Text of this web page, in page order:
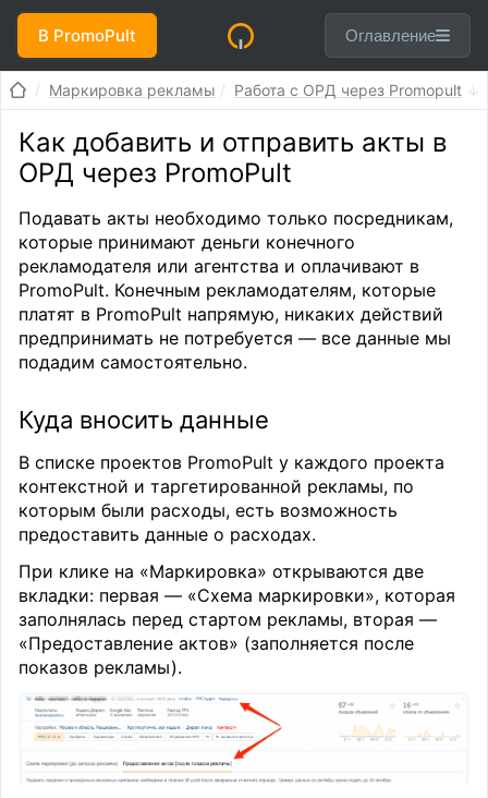
В PromoPult Оглавление
Маркировка рекламы Работа с ОРД через Promopult
Как добавить и отправить акты в
ОРД через PromoPult
Подавать акты необходимо только посредникам,
которые принимают деньги конечного
рекламодателя или агентства и оплачивают в
PromoPult. Конечным рекламодателям, которые
платят в PromoPult напрямую, никаких действий
предпринимать не потребуется — все данные мы
подадим самостоятельно.
Куда вносить данные
В списке проектов PromoPult у каждого проекта
контекстной и таргетированной рекламы, по
которым были расходы, есть возможность
предоставить данные о расходах.
При клике на «Маркировка» открываются две
вкладки: первая — «Схема маркировки», которая
заполнялась перед стартом рекламы, вторая —
«Предоставление актов» (заполняется после
показов рекламы).